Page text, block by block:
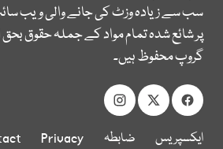
سب سے زیادہ وزٹ کی جانے والی ویب
پر شائع شدہ تمام مواد کے جملہ حقوق
گروپ محفوظ ہیں۔
ایکسپریس
ضابطہ
Privacy